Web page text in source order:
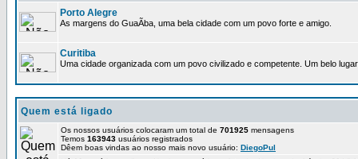
Porto Alegre
As margens do GuaÃ­ba, uma bela cidade com um povo forte e amigo.
Curitiba
Uma cidade organizada com um povo civilizado e competente. Um belo
Quem está ligado
Os nossos usuários colocaram um total de 701925 mensagens
Temos 163943 usuários registrados
Dêem boas vindas ao nosso mais novo usuário: DiegoPul